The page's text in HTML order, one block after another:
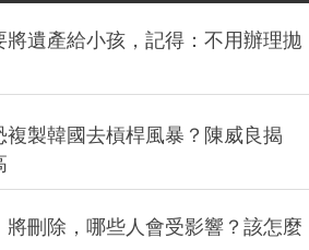
遺產給小孩，記得：不用辦理拋
複製韓國去槓桿風暴？陳威良揭
將刪除，哪些人會受影響？該怎麼